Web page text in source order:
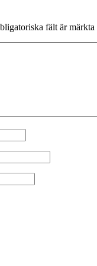
fält är märkta